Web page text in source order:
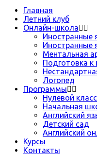
Главная
Летний клуб
Онлайн-школа
Иностранные
Иностранные
Ментальная
Подготовка к
Логопед
Программы
Нулевой класс
Начальная
Английский
Детский сад
Английский
Курсы
Контакты